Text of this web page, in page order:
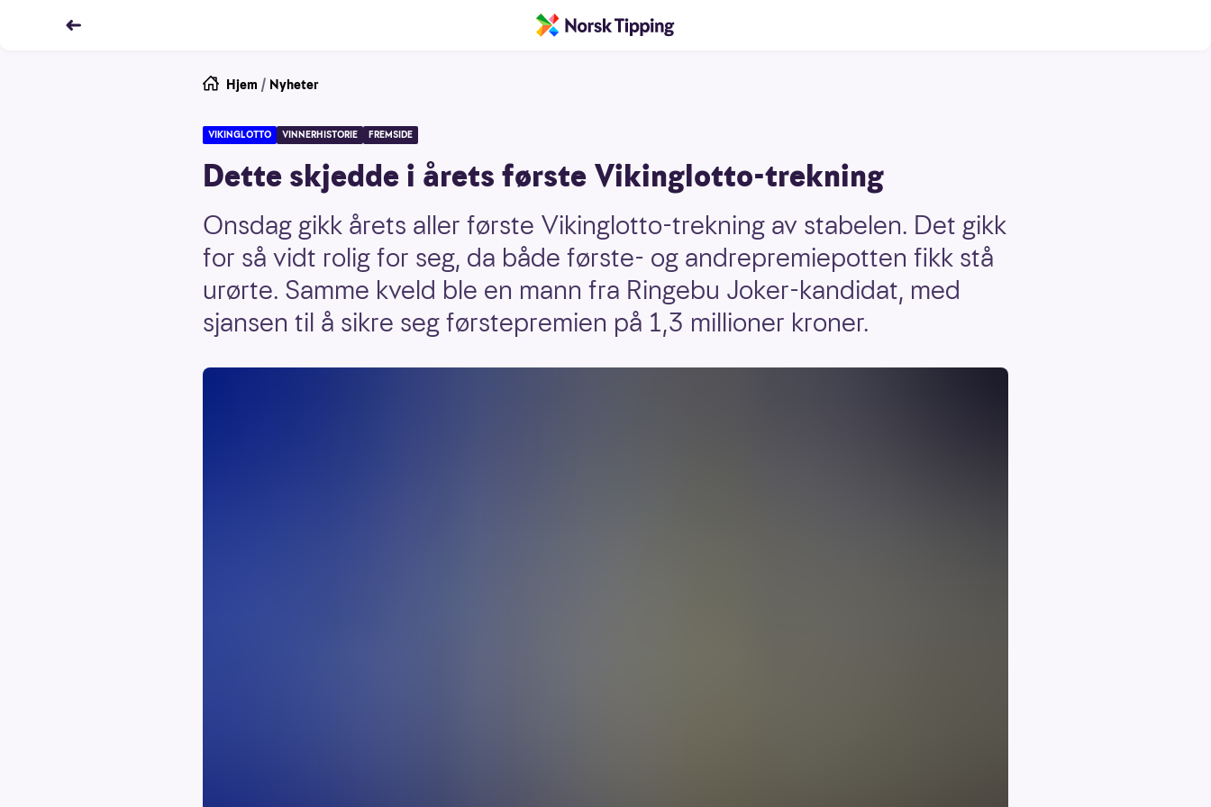
Hjem / Nyheter
VIKINGLOTTO VINNERHISTORIE FREMSIDE
Dette skjedde i årets første Vikinglotto-trekning
Onsdag gikk årets aller første Vikinglotto-trekning av stabelen. Det gikk
for så vidt rolig for seg, da både første- og andrepremiepotten fikk stå
urørte. Samme kveld ble en mann fra Ringebu Joker-kandidat, med
sjansen til å sikre seg førstepremien på 1,3 millioner kroner.